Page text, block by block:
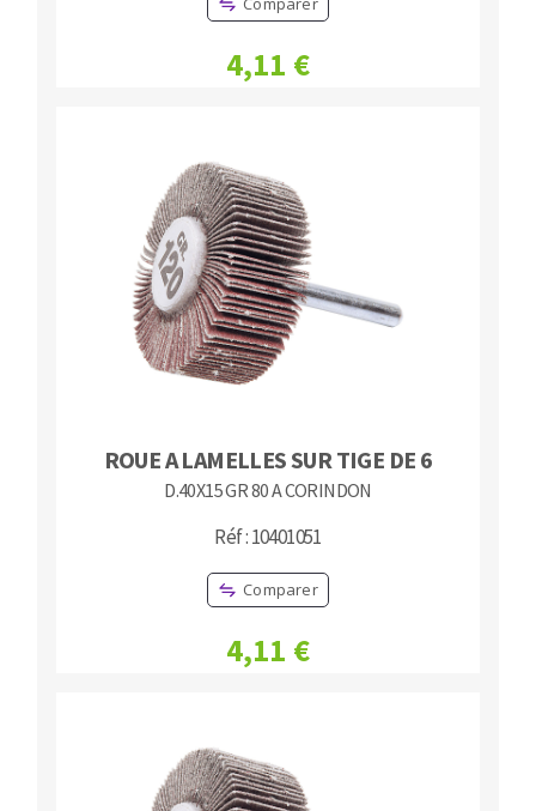
4,11 €
ROUE A LAMELLES SUR TIGE DE 6
D.40X15 GR 80 A CORINDON
Réf : 10401051
Comparer
4,11 €